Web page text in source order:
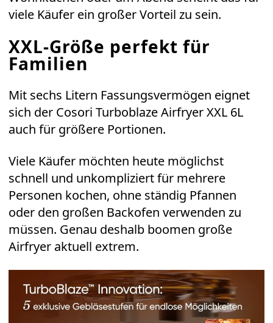
viele Käufer ein großer Vorteil zu sein.
XXL-Größe perfekt für
Familien
Mit sechs Litern Fassungsvermögen eignet
sich der Cosori Turboblaze Airfryer XXL 6L
auch für größere Portionen.
Viele Käufer möchten heute möglichst
schnell und unkompliziert für mehrere
Personen kochen, ohne ständig Pfannen
oder den großen Backofen verwenden zu
müssen. Genau deshalb boomen große
Airfryer aktuell extrem.